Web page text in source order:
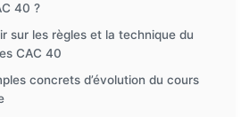
40 ?
sur les règles et la technique du
CAC 40
concrets d’évolution du cours